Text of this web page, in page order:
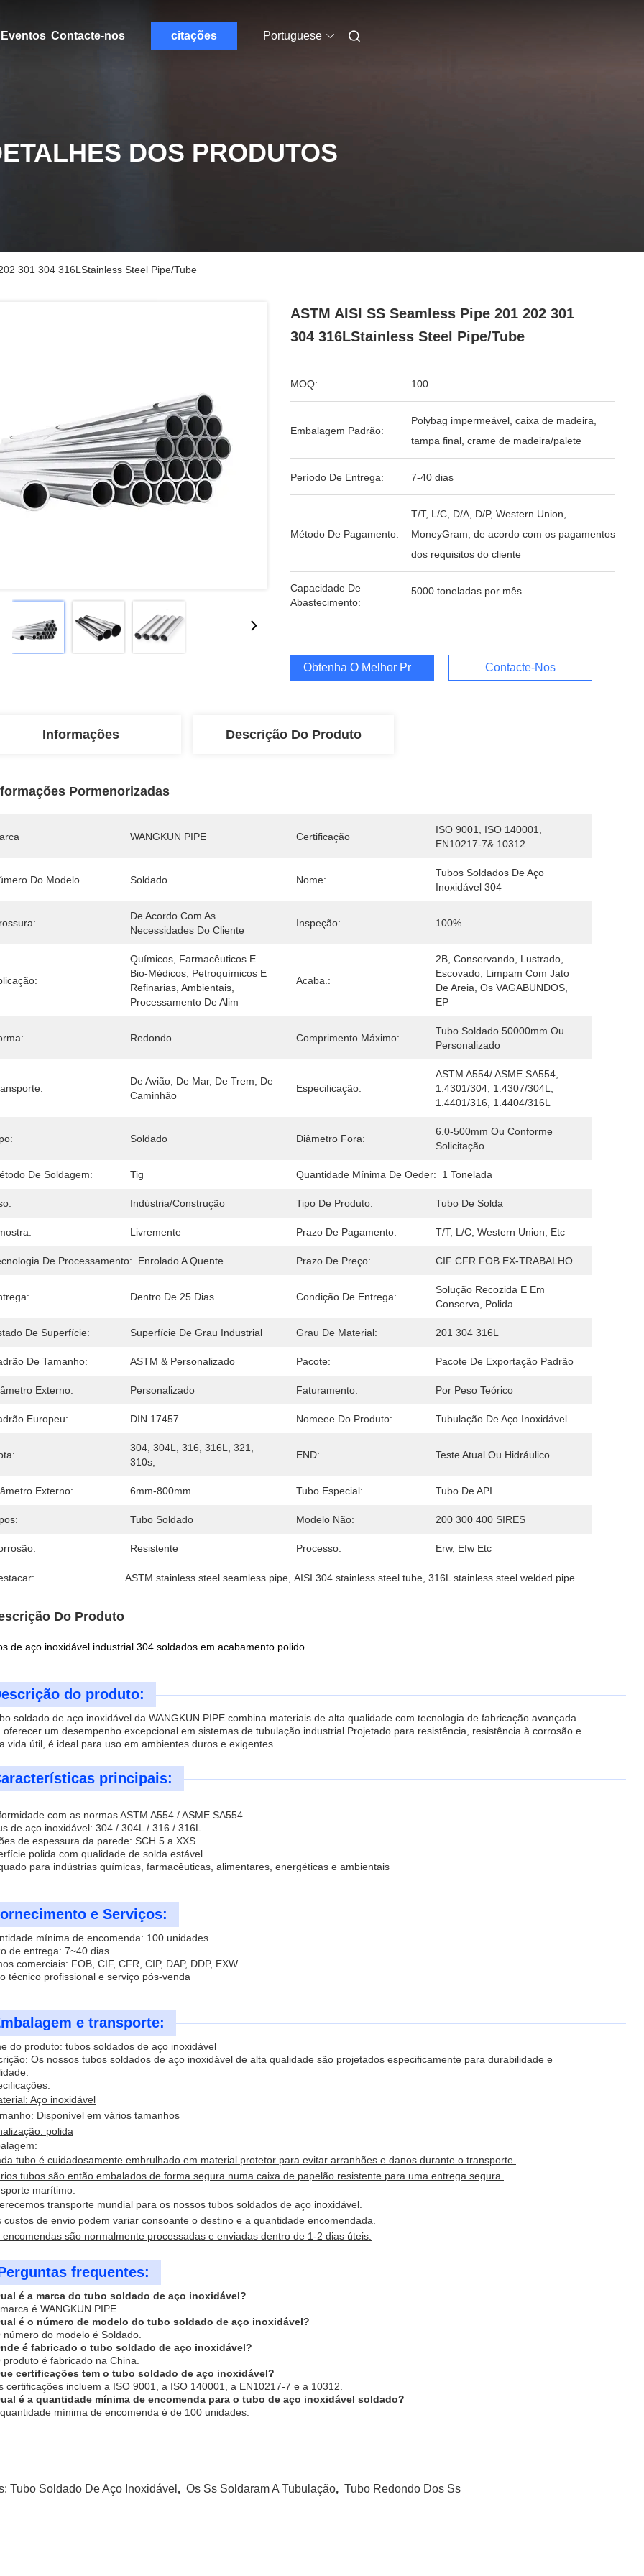
Eventos Contacte-nos citações Portuguese
DOS PRODUTOS
301 304 316LStainless Steel Pipe/Tube
ASTM AISI SS Seamless Pipe 201 202 301
304 316LStainless Steel Pipe/Tube
MOQ: 100
Embalagem Padrão:
Polybag impermeável, caixa de madeira,
tampa final, crame de madeira/palete
Período De Entrega: 7-40 dias
Método De Pagamento:
T/T, L/C, D/A, D/P, Western Union,
MoneyGram, de acordo com os pagamentos
dos requisitos do cliente
Capacidade De
Abastecimento:
5000 toneladas por mês
Obtenha O Melhor Preço Contacte-Nos
Informações Descrição Do Produto
Pormenorizadas
WANGKUN PIPE Certificação
ISO 9001, ISO 140001,
EN10217-7& 10312
Do Modelo Soldado Nome:
Tubos Soldados De Aço
Inoxidável 304
De Acordo Com As
Necessidades Do Cliente
Inspeção: 100%
Químicos, Farmacêuticos E
Bio-Médicos, Petroquímicos E
Refinarias, Ambientais,
Processamento De Alim
Acaba.:
2B, Conservando, Lustrado,
Escovado, Limpam Com Jato
De Areia, Os VAGABUNDOS,
EP
Redondo Comprimento Máximo:
Tubo Soldado 50000mm Ou
Personalizado
De Avião, De Mar, De Trem, De
Caminhão
Especificação:
ASTM A554/ ASME SA554,
1.4301/304, 1.4307/304L,
1.4401/316, 1.4404/316L
Soldado Diâmetro Fora:
6.0-500mm Ou Conforme
Solicitação
De Soldagem: Tig Quantidade Mínima De Oeder: 1 Tonelada
Indústria/construção Tipo De Produto: Tubo De Solda
Livremente Prazo De Pagamento: T/T, L/C, Western Union, Etc
De Processamento: Enrolado A Quente Prazo De Preço: CIF CFR FOB EX-TRABALHO
Dentro De 25 Dias Condição De Entrega:
Solução Recozida E Em
Conserva, Polida
De Superfície: Superfície De Grau Industrial Grau De Material: 201 304 316L
De Tamanho: ASTM & Personalizado Pacote: Pacote De Exportação Padrão
Externo: Personalizado Faturamento: Por Peso Teórico
Europeu: DIN 17457 Nomeee Do Produto: Tubulação De Aço Inoxidável
304, 304L, 316, 316L, 321,
310s,
END: Teste Atual Ou Hidráulico
Externo: 6mm-800mm Tubo Especial: Tubo De API
Tubo Soldado Modelo Não: 200 300 400 SIRES
Resistente Processo: Erw, Efw Etc
ASTM stainless steel seamless pipe , AISI 304 stainless steel tube , 316L stainless steel welded pipe
Do Produto
de aço inoxidável industrial 304 soldados em acabamento polido
do produto:
soldado de aço inoxidável da WANGKUN PIPE combina materiais de alta qualidade com tecnologia de fabricação avançada
oferecer um desempenho excepcional em sistemas de tubulação industrial.Projetado para resistência, resistência à corrosão e
vida útil, é ideal para uso em ambientes duros e exigentes.
principais:
com as normas ASTM A554 / ASME SA554
de aço inoxidável: 304 / 304L / 316 / 316L
de espessura da parede: SCH 5 a XXS
polida com qualidade de solda estável
para indústrias químicas, farmacêuticas, alimentares, energéticas e ambientais
e Serviços:
mínima de encomenda: 100 unidades
de entrega: 7~40 dias
comerciais: FOB, CIF, CFR, CIP, DAP, DDP, EXW
técnico profissional e serviço pós-venda
e transporte:
do produto: tubos soldados de aço inoxidável
Os nossos tubos soldados de aço inoxidável de alta qualidade são projetados especificamente para durabilidade e
Aço inoxidável
Disponível em vários tamanhos
polida
tubo é cuidadosamente embrulhado em material protetor para evitar arranhões e danos durante o transporte.
tubos são então embalados de forma segura numa caixa de papelão resistente para uma entrega segura.
marítimo:
transporte mundial para os nossos tubos soldados de aço inoxidável.
custos de envio podem variar consoante o destino e a quantidade encomendada.
encomendas são normalmente processadas e enviadas dentro de 1-2 dias úteis.
frequentes:
é a marca do tubo soldado de aço inoxidável?
é WANGKUN PIPE.
é o número de modelo do tubo soldado de aço inoxidável?
número do modelo é Soldado.
é fabricado o tubo soldado de aço inoxidável?
produto é fabricado na China.
certificações tem o tubo soldado de aço inoxidável?
certificações incluem a ISO 9001, a ISO 140001, a EN10217-7 e a 10312.
é a quantidade mínima de encomenda para o tubo de aço inoxidável soldado?
mínima de encomenda é de 100 unidades.
Tubo Soldado De Aço Inoxidável , Os Ss Soldaram A Tubulação, Tubo Redondo Dos Ss